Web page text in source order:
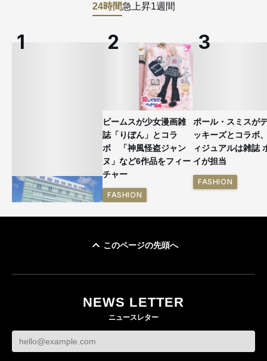
24時間急上昇1週間
ビームスが少女漫画雑
誌「りぼん」とコラ
ボ 「神風怪盗ジャン
ヌ」など6作品をフィー
チャー
FASHION
ポール・スミスが
ッキーズとコラボ
ィジュアルは雑誌
イが担当
FASHION
このページの先頭へ
NEWS LETTER
ニュースレター